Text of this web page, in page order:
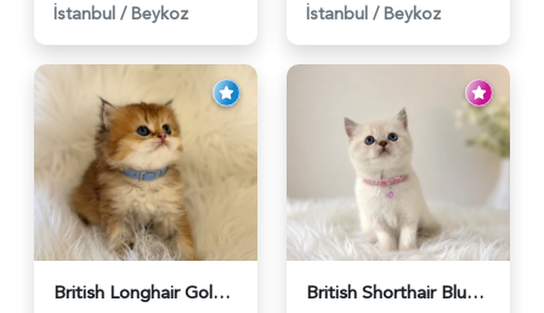
İstanbul / Beykoz İstanbul / Beykoz
British Longhair Golden Erkek Yavrumuz - 5910 British Shorthair Blue Point Kızımız 2 Aylık - 5149